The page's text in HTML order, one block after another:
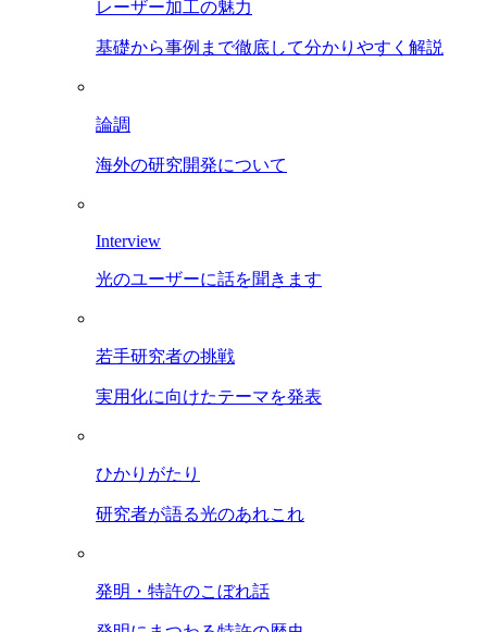
レーザー加工の魅力
基礎から事例まで徹底して分かりやすく解説
論調
海外の研究開発について
Interview
光のユーザーに話を聞きます
若手研究者の挑戦
実用化に向けたテーマを発表
ひかりがたり
研究者が語る光のあれこれ
発明・特許のこぼれ話